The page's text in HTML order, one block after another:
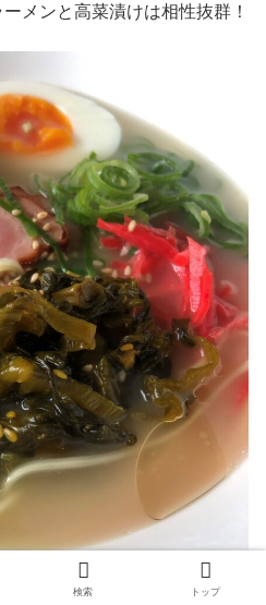
メンと高菜漬けは相性抜群！
検索 トップ